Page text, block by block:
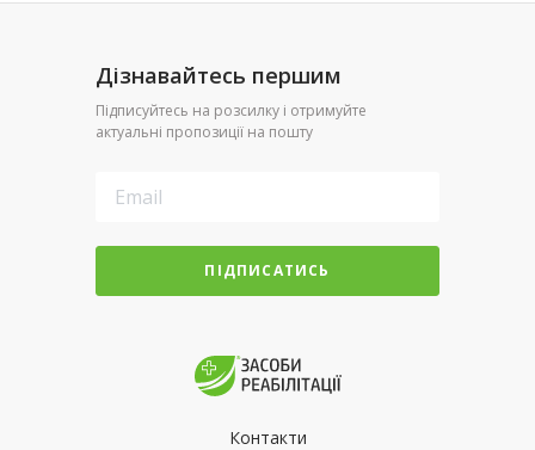
Дізнавайтесь першим
Підписуйтесь на розсилку і отримуйте
актуальні пропозиції на пошту
ПІДПИСАТИСЬ
Контакти